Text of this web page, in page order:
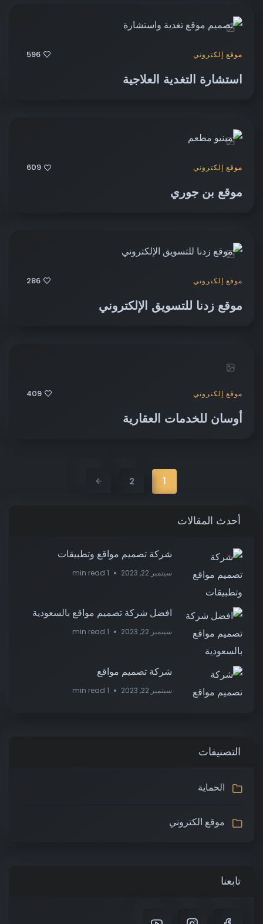
موقع إلكتروني 596
استشارة التغدية العلاجية
موقع إلكتروني 609
موقع بن جوري
موقع إلكتروني 286
موقع زدنا للتسويق الإلكتروني
موقع إلكتروني 409
أوسان للخدمات العقارية
1
2
أحدث المقالات
شركة تصميم مواقع وتطبيقات
سبتمبر 22, 2023 1 min read
افضل شركة تصميم مواقع بالسعودية
سبتمبر 22, 2023 1 min read
شركة تصميم مواقع
سبتمبر 22, 2023 1 min read
التصنيفات
الحماية
موقع الكتروني
تابعنا